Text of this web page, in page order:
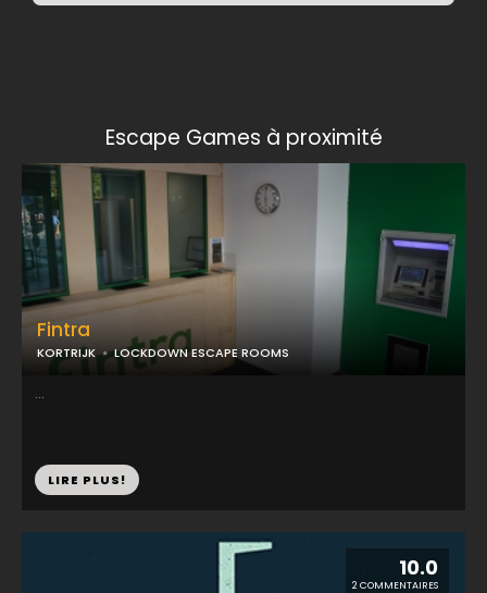
Escape Games à proximité
10.0
2 COMMENTAIRES
Fintra
KORTRIJK LOCKDOWN ESCAPE ROOMS
...
LIRE PLUS!